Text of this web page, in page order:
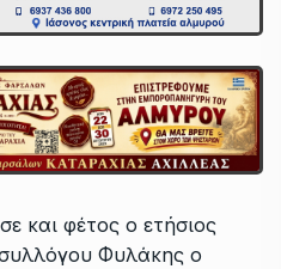
και φέτος ο ετήσιος
Φυλάκης ο